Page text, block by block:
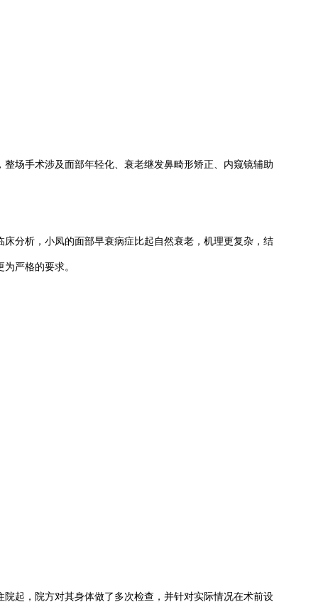
场手术涉及面部年轻化、衰老继发鼻畸形矫正、内窥镜辅助
分析，小凤的面部早衰病症比起自然衰老，机理更复杂，结
严格的要求。
起，院方对其身体做了多次检查，并针对实际情况在术前设